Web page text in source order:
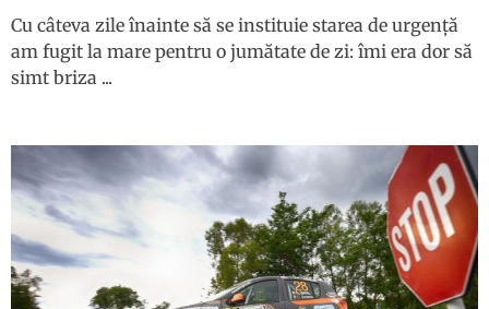
Cu câteva zile înainte să se instituie starea de urgență
am fugit la mare pentru o jumătate de zi: îmi era dor să
simt briza ...